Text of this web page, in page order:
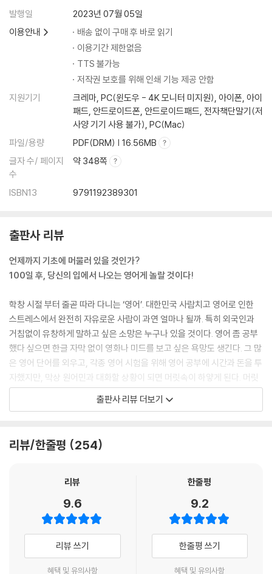
DAY 015 완료 여부에 대해 묻고 답하기
Are you done with your plate?
DAY 016 잘 어울린다고 말하기
DAY 017 동사 work를 이용해 일정 논의하기
DAY 018 화제 전환하기
Speaking of which, what happened with you and Nicole last ni
ght?
I’m taking tomorrow off.
DAY 020 바쁜 상황 표현하기
I’m busy working on my dissertation.
DAY 021 동사 see를 이용해 반대 의사 표현하기
I don’t see it that way.
DAY 022 동사 afford를 통해 금액에 대한 부담 표현하기
It was something I could barely afford.
DAY 023 비싸다고 말하기
This is all out of my price range.
DAY 024 싸다고 말하기
You get what you pay for.
DAY 025 다행이라는 의견 자연스럽게 전달하기
I’m glad you found a babysitter.
DAY 026 부담 주지 않으면서 요청하기
Please feel free to contact me any time between 9 and 6 on
weekdays.
발행일
2023년 07월 05일
이용안내
배송 없이 구매 후 바로 읽기
이용기간 제한없음
TTS 불가능
저작권 보호를 위해 인쇄 기능 제공 안함
지원기기
크레마, PC(윈도우 - 4K 모니터 미지원), 아이폰, 아이
패드, 안드로이드폰, 안드로이드패드, 전자책단말기(저
사양 기기 사용 불가), PC(Mac)
파일/용량
PDF(DRM) | 16.56MB
글자 수/ 페이지
수
약 348쪽
ISBN13 9791192389301
출판사 리뷰
언제까지 기초에 머물러 있을 것인가?
100일 후, 당신의 입에서 나오는 영어게 놀랄 것이다!
학창 시절 부터 줄곧 따라 다니는 ‘영어’. 대한민국 사람치고 영어로 인한
스트레스에서 완전히 자유로운 사람이 과연 얼마나 될까. 특히 외국인과
거침없이 유창하게 말하고 싶은 소망은 누구나 있을 것이다. 영어 좀 공부
했다 싶으면 한글 자막 없이 영화나 미드를 보고 싶은 욕망도 생긴다. 그 많
은 영어 단어를 외우고, 각종 영어 시험을 위해 영어 공부에 시간과 돈을 투
자했지만, 막상 원어민과 대화할 상황이 되면 머릿속이 하얗게 된다. 머릿
속에서 아는 단어들을 조합해서 말해보지만 뭔가 어색한 영어이다. 미드를
한글 자막 없이 본다는 건 외국에 몇 년 살다오지 않으면 도저히 가능하지
'나도 이제 영어 잘하고 싶다!'라는 열망을 가진 대한민국의 모든 영어 학습
싶은 이들을 위한 책이 바로 『김재우의 영어회화 100』이다. 이 책은 특히
첫 번째, 완전 기초라고 하기도 그렇고, 그렇다고 중급이라고 하기도 뭔가
애매한 딱 그 중간에 있는 학습자의 바람을 충족시킬 수 있는 수준의 난이
두 번째, 어려운 표현을 최소화하면서도 원어민이 듣기에 자연스러운 문장
출판사 리뷰 더보기
리뷰/한줄평 254
리뷰
9.6
리뷰 쓰기
혜택 및 유의사항
한줄평
9.2
한줄평 쓰기
혜택 및 유의사항